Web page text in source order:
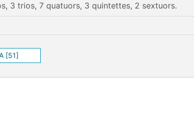
3 trios, 7 quatuors, 3 quintettes, 2 sextuors.
[51]